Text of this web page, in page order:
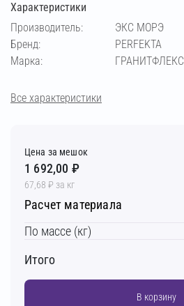
Характеристики
Производитель:
ЭКС МОРЭ
Бренд:
PERFEKTA
Марка:
ГРАНИТФЛЕКС
Все характеристики
Цена за мешок
1 692,00 ₽
67,68 ₽ за кг
Расчет материала
По массе (кг)
Итого
В корзину